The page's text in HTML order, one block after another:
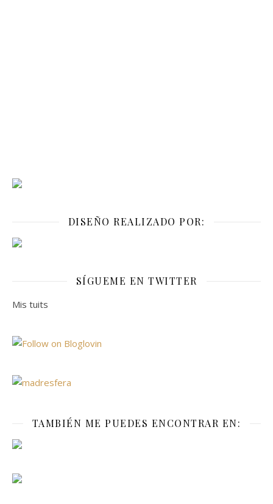
DISEÑO REALIZADO POR:
SÍGUEME EN TWITTER
Mis tuits
TAMBIÉN ME PUEDES ENCONTRAR EN: